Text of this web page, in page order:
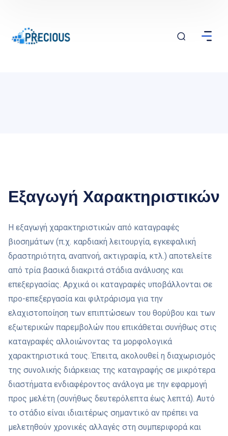
Εξαγωγή Χαρακτηριστικών
Η εξαγωγή χαρακτηριστικών από καταγραφές
βιοσημάτων (π.χ. καρδιακή λειτουργία, εγκεφαλική
δραστηριότητα, αναπνοή, ακτιγραφία, κτλ.) αποτελείτε
από τρία βασικά διακριτά στάδια ανάλυσης και
επεξεργασίας. Αρχικά οι καταγραφές υποβάλλονται σε
προ-επεξεργασία και φιλτράρισμα για την
ελαχιστοποίηση των επιπτώσεων του θορύβου και των
εξωτερικών παρεμβολών που επικάθεται συνήθως στις
καταγραφές αλλοιώνοντας τα μορφολογικά
χαρακτηριστικά τους. Έπειτα, ακολουθεί η διαχωρισμός
της συνολικής διάρκειας της καταγραφής σε μικρότερα
διαστήματα ενδιαφέροντος ανάλογα με την εφαρμογή
προς μελέτη (συνήθως δευτερόλεπτα έως λεπτά). Αυτό
το στάδιο είναι ιδιαιτέρως σημαντικό αν πρέπει να
μελετηθούν χρονικές αλλαγές στη συμπεριφορά και